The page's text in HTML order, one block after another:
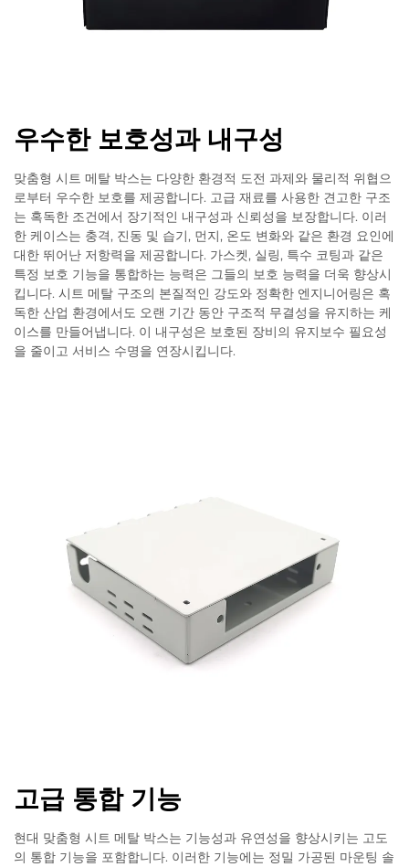
우수한 보호성과 내구성
맞춤형 시트 메탈 박스는 다양한 환경적 도전 과제와 물리적 위협으
로부터 우수한 보호를 제공합니다. 고급 재료를 사용한 견고한 구조
는 혹독한 조건에서 장기적인 내구성과 신뢰성을 보장합니다. 이러
한 케이스는 충격, 진동 및 습기, 먼지, 온도 변화와 같은 환경 요인에
대한 뛰어난 저항력을 제공합니다. 가스켓, 실링, 특수 코팅과 같은
특정 보호 기능을 통합하는 능력은 그들의 보호 능력을 더욱 향상시
킵니다. 시트 메탈 구조의 본질적인 강도와 정확한 엔지니어링은 혹
독한 산업 환경에서도 오랜 기간 동안 구조적 무결성을 유지하는 케
이스를 만들어냅니다. 이 내구성은 보호된 장비의 유지보수 필요성
을 줄이고 서비스 수명을 연장시킵니다.
고급 통합 기능
현대 맞춤형 시트 메탈 박스는 기능성과 유연성을 향상시키는 고도
의 통합 기능을 포함합니다. 이러한 기능에는 정밀 가공된 마운팅 솔